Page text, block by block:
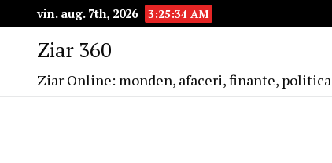
vin. aug. 7th, 2026 3:25:36 AM
Ziar 360
Ziar Online: monden, afaceri, finante, politica